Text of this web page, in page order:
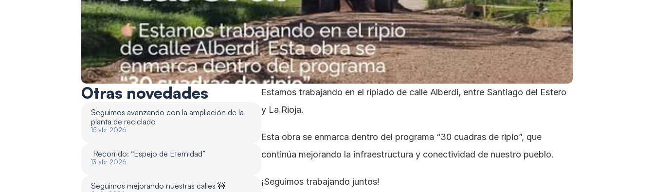
Otras novedades
Seguimos avanzando con la ampliación de la
planta de reciclado
15 abr 2026
Recorrido: “Espejo de Eternidad”
13 abr 2026
Seguimos mejorando nuestras calles 🚧
Estamos trabajando en el ripiado de calle Alberdi, entre Santiago del Estero
y La Rioja.
Esta obra se enmarca dentro del programa “30 cuadras de ripio”, que
continúa mejorando la infraestructura y conectividad de nuestro pueblo.
¡Seguimos trabajando juntos!